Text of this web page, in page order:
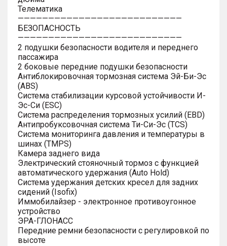
Телематика
———————————————————————————
БЕЗОПАСНОСТЬ
———————————————————————————
2 подушки безопасности водителя и переднего
пассажира
2 боковые передние подушки безопасности
Антиблокировочная тормозная система Эй-Би-Эс
(ABS)
Система стабилизации курсовой устойчивости И-
Эс-Си (ESC)
Система распределения тормозных усилий (EBD)
Антипробуксовочная система Ти-Си-Эс (TCS)
Система мониторинга давления и температуры в
шинах (TMPS)
Камера заднего вида
Электрический стояночный тормоз с функцией
автоматического удержания (Auto Hold)
Система удержания детских кресел для задних
сидений (Isofix)
Иммобилайзер - электронное противоугонное
устройство
ЭРА-ГЛОНАСС
Передние ремни безопасности с регулировкой по
высоте